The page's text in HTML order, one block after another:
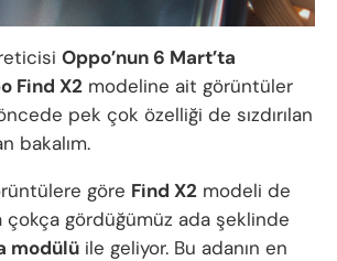
Oppo’nun 6 Mart’ta
Find X2 modeline ait görüntüler
öncede pek çok özelliği de sızdırılan
bakalım.
göre Find X2 modeli de
çokça gördüğümüz ada şeklinde
modülü ile geliyor. Bu adanın en